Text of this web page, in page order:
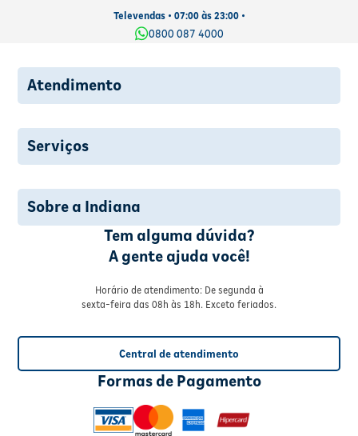
Televendas • 07:00 às 23:00 •
0800 087 4000
Atendimento
Serviços
Sobre a Indiana
Tem alguma dúvida?
A gente ajuda você!
Horário de atendimento: De segunda à
sexta-feira das 08h às 18h. Exceto feriados.
Central de atendimento
Formas de Pagamento